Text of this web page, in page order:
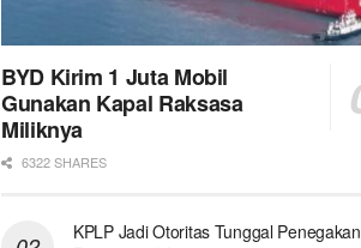
BYD Kirim 1 Juta Mobil
Gunakan Kapal Raksasa
Miliknya
6322 SHARES
KPLP Jadi Otoritas Tunggal Penegakan